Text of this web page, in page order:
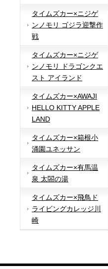
タイムズカー×ニジゲ
ンノモリ ゴジラ迎撃作
戦
タイムズカー×ニジゲ
ンノモリ ドラゴンクエ
スト アイランド
タイムズカー×AWAJI
HELLO KITTY APPLE
LAND
タイムズカー×箱根小
涌園ユネッサン
タイムズカー×有馬温
泉 太閤の湯
タイムズカー×飛鳥ド
ライビングカレッジ川
崎